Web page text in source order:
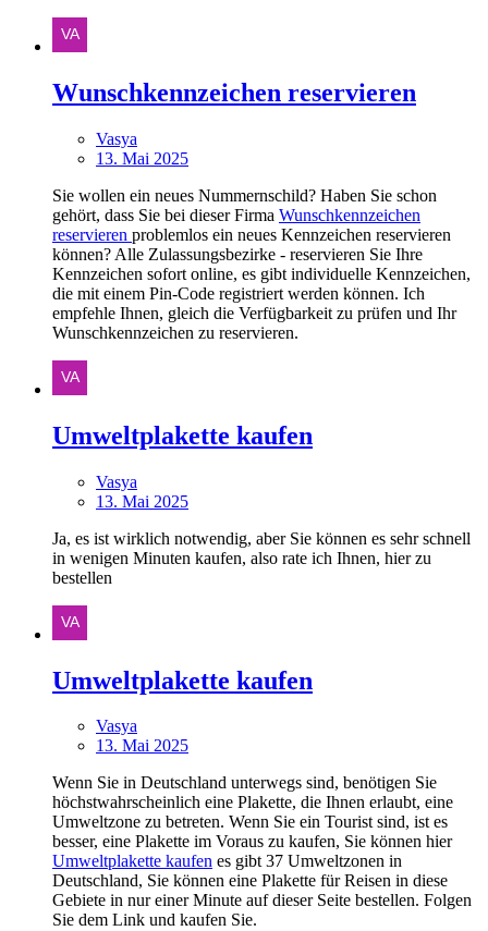
Wunschkennzeichen reservieren
Vasya
13. Mai 2025
Sie wollen ein neues Nummernschild? Haben Sie schon
gehört, dass Sie bei dieser Firma Wunschkennzeichen
reservieren problemlos ein neues Kennzeichen reservieren
können? Alle Zulassungsbezirke - reservieren Sie Ihre
Kennzeichen sofort online, es gibt individuelle Kennzeichen,
die mit einem Pin-Code registriert werden können. Ich
empfehle Ihnen, gleich die Verfügbarkeit zu prüfen und Ihr
Wunschkennzeichen zu reservieren.
Umweltplakette kaufen
Vasya
13. Mai 2025
Ja, es ist wirklich notwendig, aber Sie können es sehr schnell
in wenigen Minuten kaufen, also rate ich Ihnen, hier zu
bestellen
Umweltplakette kaufen
Vasya
13. Mai 2025
Wenn Sie in Deutschland unterwegs sind, benötigen Sie
höchstwahrscheinlich eine Plakette, die Ihnen erlaubt, eine
Umweltzone zu betreten. Wenn Sie ein Tourist sind, ist es
besser, eine Plakette im Voraus zu kaufen, Sie können hier
Umweltplakette kaufen es gibt 37 Umweltzonen in
Deutschland, Sie können eine Plakette für Reisen in diese
Gebiete in nur einer Minute auf dieser Seite bestellen. Folgen
Sie dem Link und kaufen Sie.